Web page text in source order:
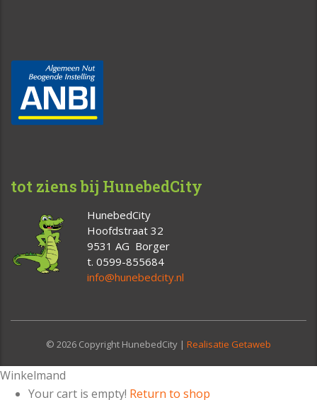
tot ziens bij HunebedCity
HunebedCity
Hoofdstraat 32
9531 AG Borger
t. 0599-855684
info@hunebedcity.nl
© 2026 Copyright HunebedCity | Realisatie Getaweb
Winkelmand
Your cart is empty! Return to shop